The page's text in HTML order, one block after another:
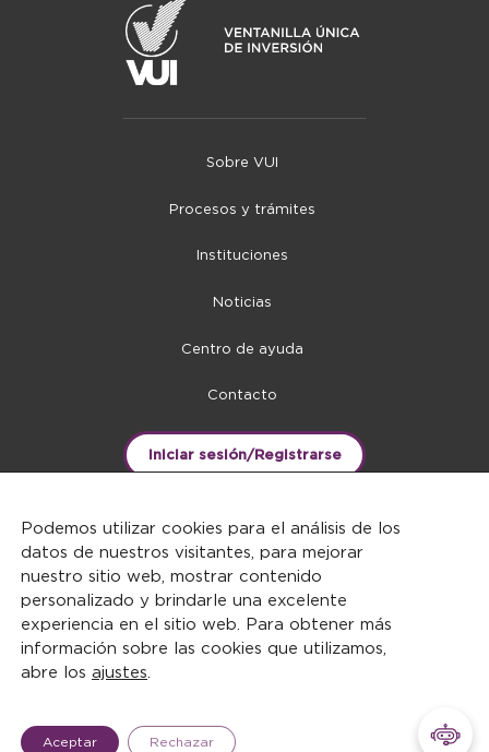
Sobre VUI
Procesos y trámites
Instituciones
Noticias
Centro de ayuda
Contacto
Iniciar sesión/Registrarse
DERECHOS RESERVADOS ©2026
Podemos utilizar cookies para el análisis de los
datos de nuestros visitantes, para mejorar
nuestro sitio web, mostrar contenido
personalizado y brindarle una excelente
experiencia en el sitio web. Para obtener más
información sobre las cookies que utilizamos,
abre los ajustes.
Aceptar Rechazar